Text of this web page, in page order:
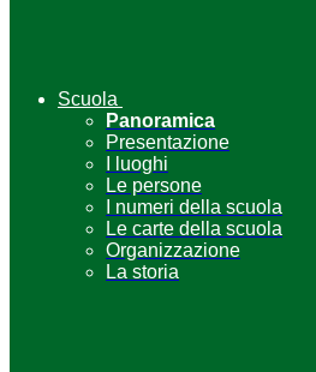
Scuola
Panoramica
Presentazione
I luoghi
Le persone
I numeri della scuola
Le carte della scuola
Organizzazione
La storia